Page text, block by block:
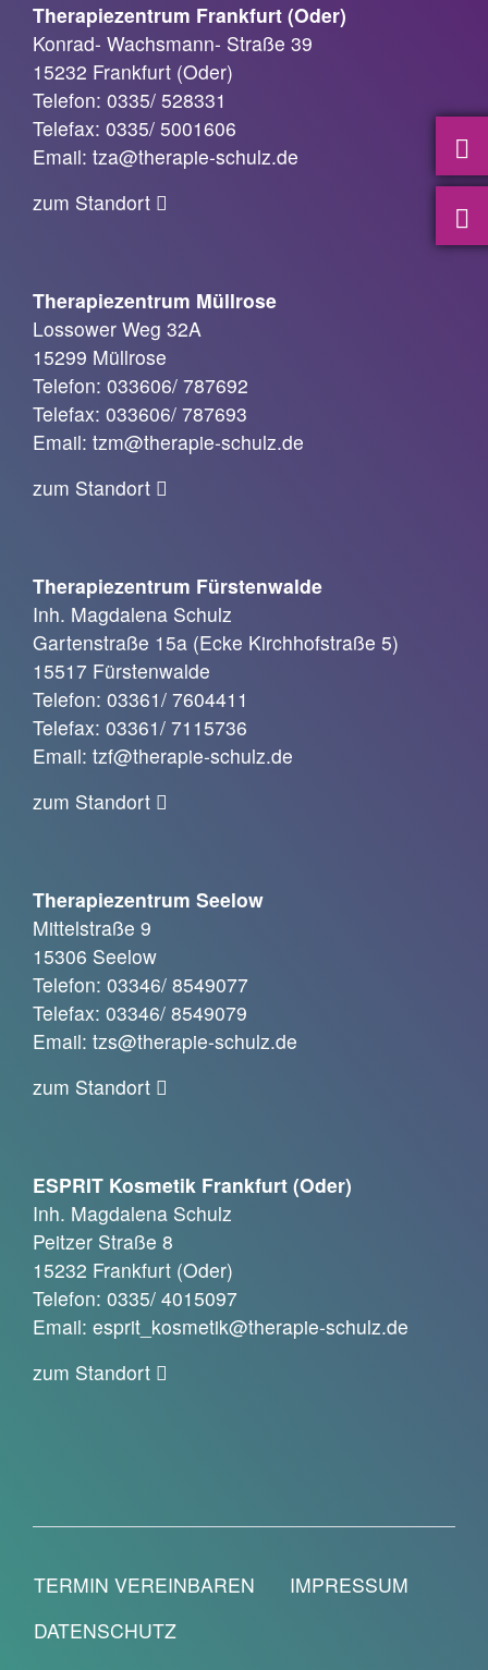
Therapiezentrum Frankfurt (Oder)
Konrad- Wachsmann- Straße 39
15232 Frankfurt (Oder)
Telefon: 0335/ 528331
Telefax: 0335/ 5001606
Email: tza@therapie-schulz.de
zum Standort
Therapiezentrum Müllrose
Lossower Weg 32A
15299 Müllrose
Telefon: 033606/ 787692
Telefax: 033606/ 787693
Email: tzm@therapie-schulz.de
zum Standort
Therapiezentrum Fürstenwalde
Inh. Magdalena Schulz
Gartenstraße 15a (Ecke Kirchhofstraße 5)
15517 Fürstenwalde
Telefon: 03361/ 7604411
Telefax: 03361/ 7115736
Email: tzf@therapie-schulz.de
zum Standort
Therapiezentrum Seelow
Mittelstraße 9
15306 Seelow
Telefon: 03346/ 8549077
Telefax: 03346/ 8549079
Email: tzs@therapie-schulz.de
zum Standort
ESPRIT Kosmetik Frankfurt (Oder)
Inh. Magdalena Schulz
Peitzer Straße 8
15232 Frankfurt (Oder)
Telefon: 0335/ 4015097
Email: esprit_kosmetik@therapie-schulz.de
zum Standort
TERMIN VEREINBAREN
IMPRESSUM
DATENSCHUTZ